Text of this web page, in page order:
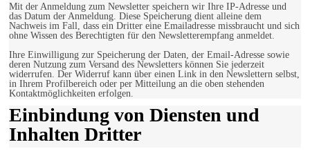
Mit der Anmeldung zum Newsletter speichern wir Ihre IP-Adresse und
das Datum der Anmeldung. Diese Speicherung dient alleine dem
Nachweis im Fall, dass ein Dritter eine Emailadresse missbraucht und sich
ohne Wissen des Berechtigten für den Newsletterempfang anmeldet.
Ihre Einwilligung zur Speicherung der Daten, der Email-Adresse sowie
deren Nutzung zum Versand des Newsletters können Sie jederzeit
widerrufen. Der Widerruf kann über einen Link in den Newslettern selbst,
in Ihrem Profilbereich oder per Mitteilung an die oben stehenden
Kontaktmöglichkeiten erfolgen.
Einbindung von Diensten und
Inhalten Dritter